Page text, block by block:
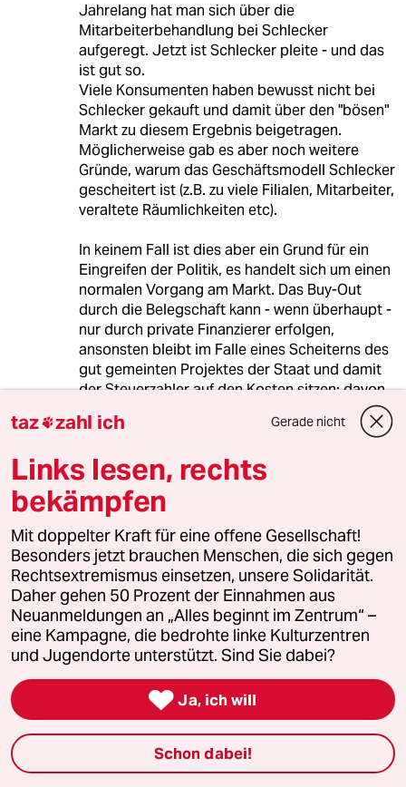
Jahrelang hat man sich über die
Mitarbeiterbehandlung bei Schlecker
aufgeregt. Jetzt ist Schlecker pleite - und das
ist gut so.
Viele Konsumenten haben bewusst nicht bei
Schlecker gekauft und damit über den "bösen"
Markt zu diesem Ergebnis beigetragen.
Möglicherweise gab es aber noch weitere
Gründe, warum das Geschäftsmodell Schlecker
gescheitert ist (z.B. zu viele Filialen, Mitarbeiter,
veraltete Räumlichkeiten etc).
In keinem Fall ist dies aber ein Grund für ein
Eingreifen der Politik, es handelt sich um einen
normalen Vorgang am Markt. Das Buy-Out
durch die Belegschaft kann - wenn überhaupt -
nur durch private Finanzierer erfolgen,
ansonsten bleibt im Falle eines Scheiterns des
gut gemeinten Projektes der Staat und damit
der Steuerzahler auf den Kosten sitzen; davon
macht, die Ursachen für das Scheitern des
Unternehmens genauer zu untersuchen, ist die
Forderung nach einer staatlichen Rettung
wenigstens anmaßend, welche übrigens immer
nur dann erhoben wird, wenn es sich um ein
großes Unternehmen handelt. Gehen mehrere
kleine Unternehmen pleite (Friseure, Imbisse
etc.) kümmert dies keinen Menschen (auch
nicht die Klientelgewerkschaften), die Welt
dreht sich trotzdem weiter.
Es gibt einen Grund, warum Unternehmen
pleite gehen und sich neue bilden. Deshalb ist
es eben nicht "gesamtwirtschaftlich
gerechtfertigt", ein erfolgloses Unternehmen
mithilfe von Subventionen zu retten und damit
taz zahl ich Gerade nicht
Links lesen, rechts
bekämpfen
Mit doppelter Kraft für eine offene Gesellschaft!
Besonders jetzt brauchen Menschen, die sich gegen
Rechtsextremismus einsetzen, unsere Solidarität.
Daher gehen 50 Prozent der Einnahmen aus
Neuanmeldungen an „Alles beginnt im Zentrum“ –
eine Kampagne, die bedrohte linke Kulturzentren
und Jugendorte unterstützt. Sind Sie dabei?
 Ja, ich will
Schon dabei!